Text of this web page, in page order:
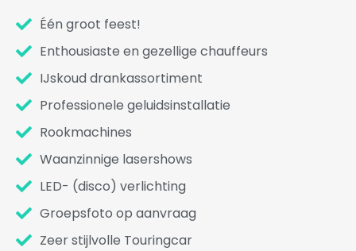
Één groot feest!
Enthousiaste en gezellige chauffeurs
IJskoud drankassortiment
Professionele geluidsinstallatie
Rookmachines
Waanzinnige lasershows
LED- (disco) verlichting
Groepsfoto op aanvraag
Zeer stijlvolle Touringcar